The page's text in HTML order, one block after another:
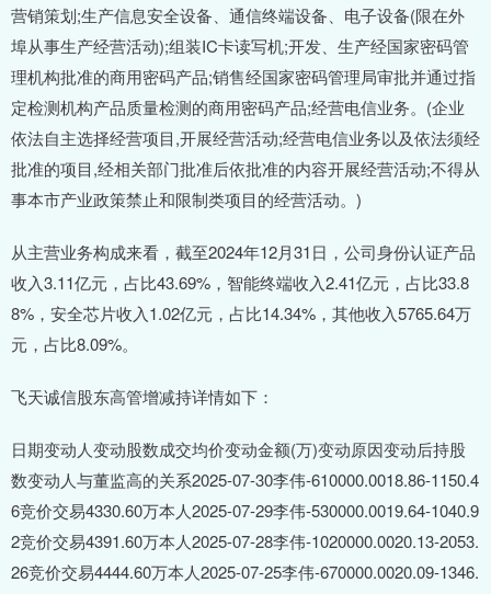
营销策划;生产信息安全设备、通信终端设备、电子设备(限在外
埠从事生产经营活动);组装IC卡读写机;开发、生产经国家密码管
理机构批准的商用密码产品;销售经国家密码管理局审批并通过指
定检测机构产品质量检测的商用密码产品;经营电信业务。(企业
依法自主选择经营项目,开展经营活动;经营电信业务以及依法须经
批准的项目,经相关部门批准后依批准的内容开展经营活动;不得从
事本市产业政策禁止和限制类项目的经营活动。)
从主营业务构成来看，截至2024年12月31日，公司身份认证产品
收入3.11亿元，占比43.69%，智能终端收入2.41亿元，占比33.8
8%，安全芯片收入1.02亿元，占比14.34%，其他收入5765.64万
元，占比8.09%。
飞天诚信股东高管增减持详情如下：
日期变动人变动股数成交均价变动金额(万)变动原因变动后持股
数变动人与董监高的关系2025-07-30李伟-610000.0018.86-1150.4
6竞价交易4330.60万本人2025-07-29李伟-530000.0019.64-1040.9
2竞价交易4391.60万本人2025-07-28李伟-1020000.0020.13-2053.
26竞价交易4444.60万本人2025-07-25李伟-670000.0020.09-1346.